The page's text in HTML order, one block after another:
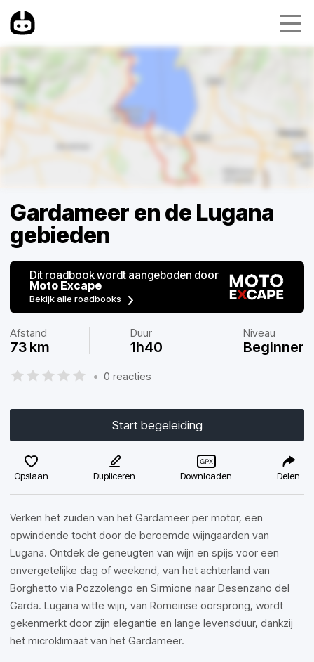
Gardameer en de Lugana
gebieden
Dit roadbook wordt aangeboden door
Moto Excape
Bekijk alle roadbooks
Afstand
73 km
Duur
1h40
Niveau
Beginner
• 0 reacties
Start begeleiding
Opslaan Dupliceren Downloaden Delen
Verken het zuiden van het Gardameer per motor, een
opwindende tocht door de beroemde wijngaarden van
Lugana. Ontdek de geneugten van wijn en spijs voor een
onvergetelijke dag of weekend, van het achterland van
Borghetto via Pozzolengo en Sirmione naar Desenzano del
Garda. Lugana witte wijn, van Romeinse oorsprong, wordt
gekenmerkt door zijn elegantie en lange levensduur, dankzij
het microklimaat van het Gardameer.